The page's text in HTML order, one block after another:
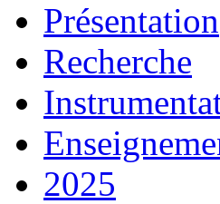
Présentation
Recherche
2025